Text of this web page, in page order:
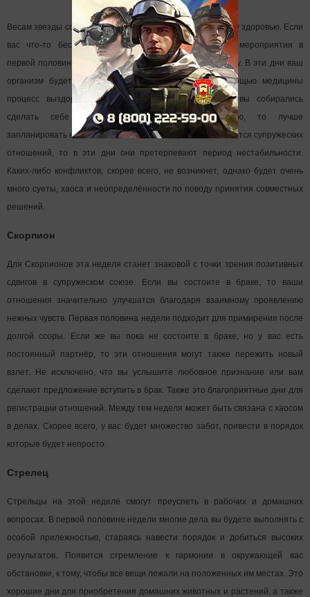
Весам звезды советуют больше внимания уделить своему здоровью. Если
вас что-то беспокоит, то лечебно-профилактические мероприятия в
первой половине недели помогут быстро прийти в норму. В эти дни ваш
организм будет способен к самоизлечению. А с помощью медицины
процесс выздоровления может быть ускорен. Если вы собирались
сделать себе несложную пластическую операцию, то лучше
запланировать ее на понедельник или вторник. Что касается супружеских
отношений, то в эти дни они претерпевают период нестабильности.
Каких-либо конфликтов, скорее всего, не возникнет, однако будет очень
много суеты, хаоса и неопределённости по поводу принятия совместных
решений.
Скорпион
Для Скорпионов эта неделя станет знаковой с точки зрения позитивных
сдвигов в супружеском союзе. Если вы состоите в браке, то ваши
отношения значительно улучшатся благодаря взаимному проявлению
нежных чувств. Первая половина недели подходит для примирения после
долгой ссоры. Если же вы пока не состоите в браке, но у вас есть
постоянный партнёр, то эти отношения могут также пережить новый
взлет. Не исключено, что вы услышите любовное признание или вам
сделают предложение вступить в брак. Также это благоприятные дни для
регистрации отношений. Между тем неделя может быть связана с хаосом
в делах. Скорее всего, у вас будет множество забот, привести в порядок
которые будет непросто.
Стрелец
Стрельцы на этой неделе смогут преуспеть в рабочих и домашних
вопросах. В первой половине недели многие дела вы будете выполнять с
особой прилежностью, стараясь навести порядок и добиться высоких
результатов. Появится стремление к гармонии в окружающей вас
обстановке, к тому, чтобы все вещи лежали на положенных им местах. Это
хорошие дни для приобретения домашних животных и растений, а также